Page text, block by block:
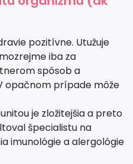
pozitívne. Utužuje
iba za
spôsob a
opačnom prípade môže
je zložitejšia a preto
špecialistu na
imunológie a alergológie